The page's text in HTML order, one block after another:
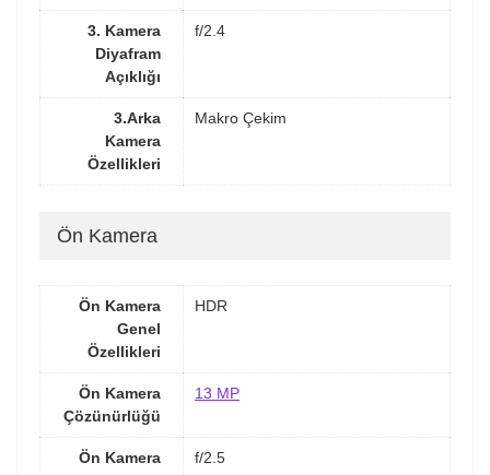
3. Kamera
Diyafram
Açıklığı
f/2.4
3.Arka
Kamera
Özellikleri
Makro Çekim
Ön Kamera
Ön Kamera
Genel
Özellikleri
HDR
Ön Kamera
Çözünürlüğü
13 MP
Ön Kamera
f/2.5